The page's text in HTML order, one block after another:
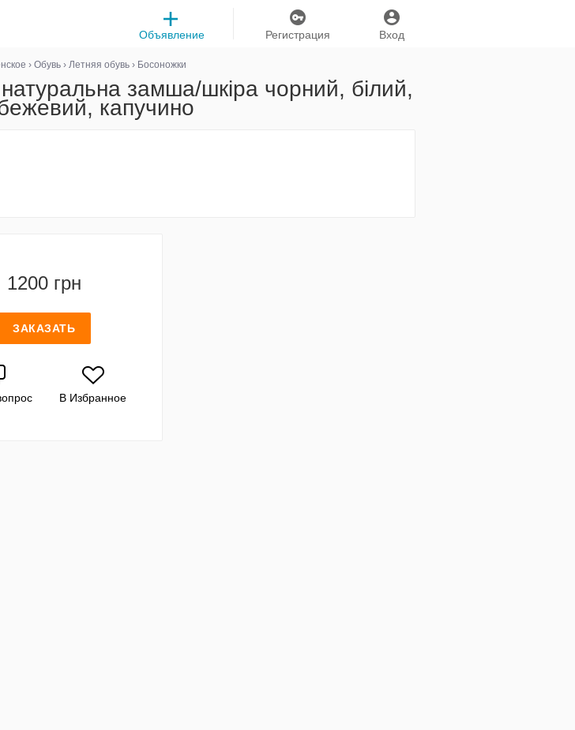
Вход
Регистрация
Объявление
› Обувь› Летняя обувь› Босоножки
замша/шкіра чорний, білий,
капучино
1200 грн
ЗАКАЗАТЬ
В Избранное